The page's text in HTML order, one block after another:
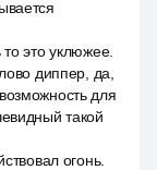
это уклюжее.
диппер, да,
для
такой
огонь.